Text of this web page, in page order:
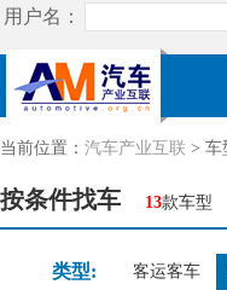
当前位置： 汽车产业互联 > 车
按条件找车 13款车型
类型: 客运客车